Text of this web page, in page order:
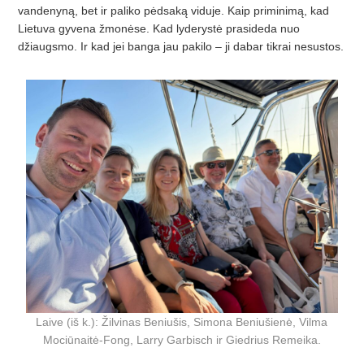
vandenyną, bet ir paliko pėdsaką viduje. Kaip priminimą, kad
Lietuva gyvena žmonėse. Kad lyderystė prasideda nuo
džiaugsmo. Ir kad jei banga jau pakilo – ji dabar tikrai nesustos.
Laive (iš k.): Žilvinas Beniušis, Simona Beniušienė, Vilma
Mociūnaitė-Fong, Larry Garbisch ir Giedrius Remeika.